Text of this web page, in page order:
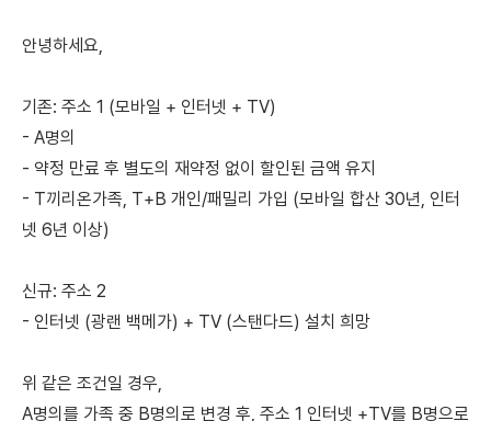
안녕하세요,
기존: 주소 1 (모바일 + 인터넷 + TV)
- A명의
- 약정 만료 후 별도의 재약정 없이 할인된 금액 유지
- T끼리온가족, T+B 개인/패밀리 가입 (모바일 합산 30년, 인터
넷 6년 이상)
신규: 주소 2
- 인터넷 (광랜 백메가) + TV (스탠다드) 설치 희망
위 같은 조건일 경우,
A명의를 가족 중 B명의로 변경 후, 주소 1 인터넷 +TV를 B명으로